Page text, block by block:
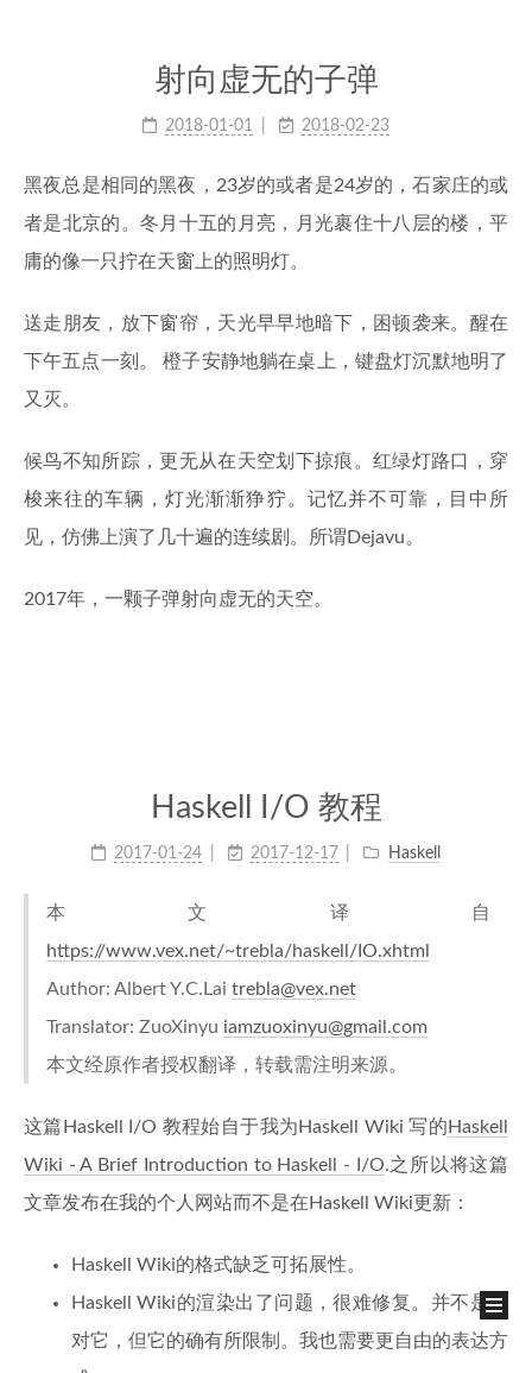
射向虚无的子弹
2018-01-01 2018-02-23
黑夜总是相同的黑夜，23岁的或者是24岁的，石家庄的或
者是北京的。冬月十五的月亮，月光裹住十八层的楼，平
庸的像一只拧在天窗上的照明灯。
送走朋友，放下窗帘，天光早早地暗下，困顿袭来。醒在
下午五点一刻。 橙子安静地躺在桌上，键盘灯沉默地明了
又灭。
候鸟不知所踪，更无从在天空划下掠痕。红绿灯路口，穿
梭来往的车辆，灯光渐渐狰狞。记忆并不可靠，目中所
见，仿佛上演了几十遍的连续剧。所谓Dejavu。
2017年，一颗子弹射向虚无的天空。
Haskell I/O 教程
2017-01-24 2017-12-17 Haskell
本文译自
https://www.vex.net/~trebla/haskell/IO.xhtml
Author: Albert Y.C.Lai trebla@vex.net
Translator: ZuoXinyu iamzuoxinyu@gmail.com
本文经原作者授权翻译，转载需注明来源。
这篇Haskell I/O 教程始自于我为Haskell Wiki 写的 Haskell
Wiki - A Brief Introduction to Haskell - I/O.之所以将这篇
文章发布在我的个人网站而不是在Haskell Wiki更新：
Haskell Wiki的格式缺乏可拓展性。
Haskell Wiki的渲染出了问题，很难修复。并不是针
对它，但它的确有所限制。我也需要更自由的表达方